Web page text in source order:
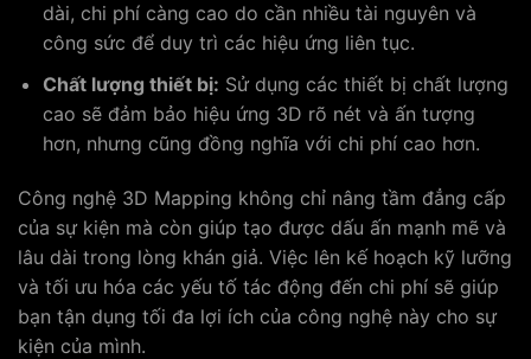
dài, chi phí càng cao do cần nhiều tài nguyên và
công sức để duy trì các hiệu ứng liên tục.
Chất lượng thiết bị: Sử dụng các thiết bị chất lượng
cao sẽ đảm bảo hiệu ứng 3D rõ nét và ấn tượng
hơn, nhưng cũng đồng nghĩa với chi phí cao hơn.
Công nghệ 3D Mapping không chỉ nâng tầm đẳng cấp
của sự kiện mà còn giúp tạo được dấu ấn mạnh mẽ và
lâu dài trong lòng khán giả. Việc lên kế hoạch kỹ lưỡng
và tối ưu hóa các yếu tố tác động đến chi phí sẽ giúp
bạn tận dụng tối đa lợi ích của công nghệ này cho sự
kiện của mình.